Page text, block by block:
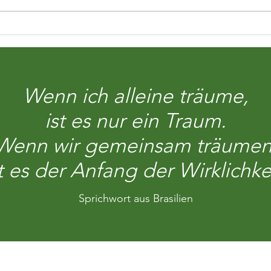
mit
Wenn ich alleine träume,
ist es nur ein Traum.
wir gemeinsam
es der Anfang der
Sprichwort aus Brasilien